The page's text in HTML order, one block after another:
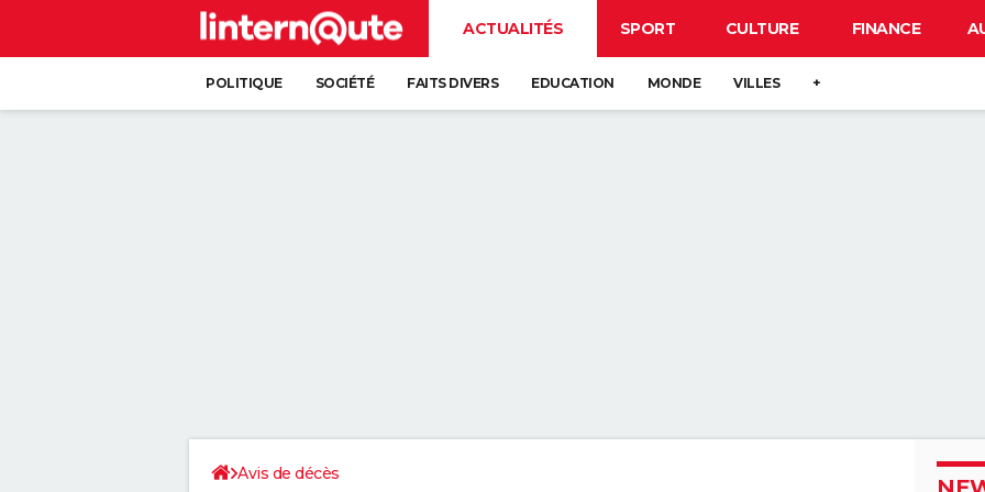
ACTUALITÉS SPORT CULTURE FINANCE
POLITIQUE SOCIÉTÉ FAITS DIVERS EDUCATION MONDE VILLES +
Avis de décès